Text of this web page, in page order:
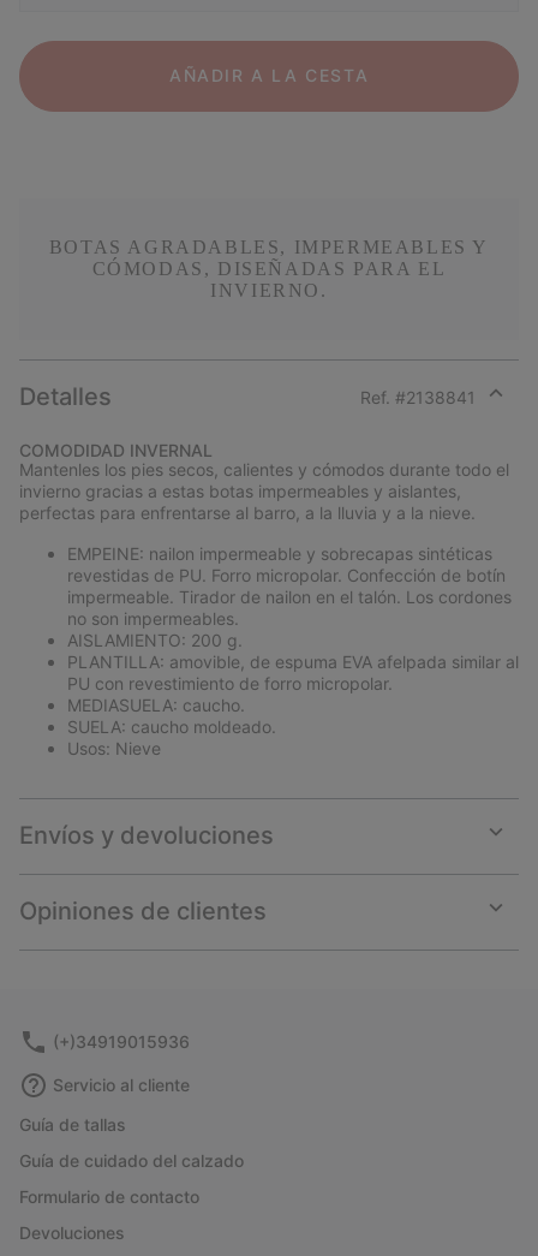
AÑADIR A LA CESTA
BOTAS AGRADABLES, IMPERMEABLES Y
CÓMODAS, DISEÑADAS PARA EL
INVIERNO.
Detalles Ref. #2138841
section
COMODIDAD INVERNAL
Mantenles los pies secos, calientes y cómodos durante todo el
invierno gracias a estas botas impermeables y aislantes,
perfectas para enfrentarse al barro, a la lluvia y a la nieve.
EMPEINE: nailon impermeable y sobrecapas sintéticas
revestidas de PU. Forro micropolar. Confección de botín
impermeable. Tirador de nailon en el talón. Los cordones
no son impermeables.
AISLAMIENTO: 200 g.
PLANTILLA: amovible, de espuma EVA afelpada similar al
PU con revestimiento de forro micropolar.
MEDIASUELA: caucho.
SUELA: caucho moldeado.
Usos: Nieve
Envíos y devoluciones
or
Opiniones de clientes
or
(+)34919015936
Servicio al cliente
Guía de tallas
Guía de cuidado del calzado
Formulario de contacto
Devoluciones